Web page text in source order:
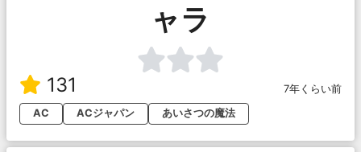
ャラ
131
7年くらい前
AC
ACジャパン あいさつの魔法